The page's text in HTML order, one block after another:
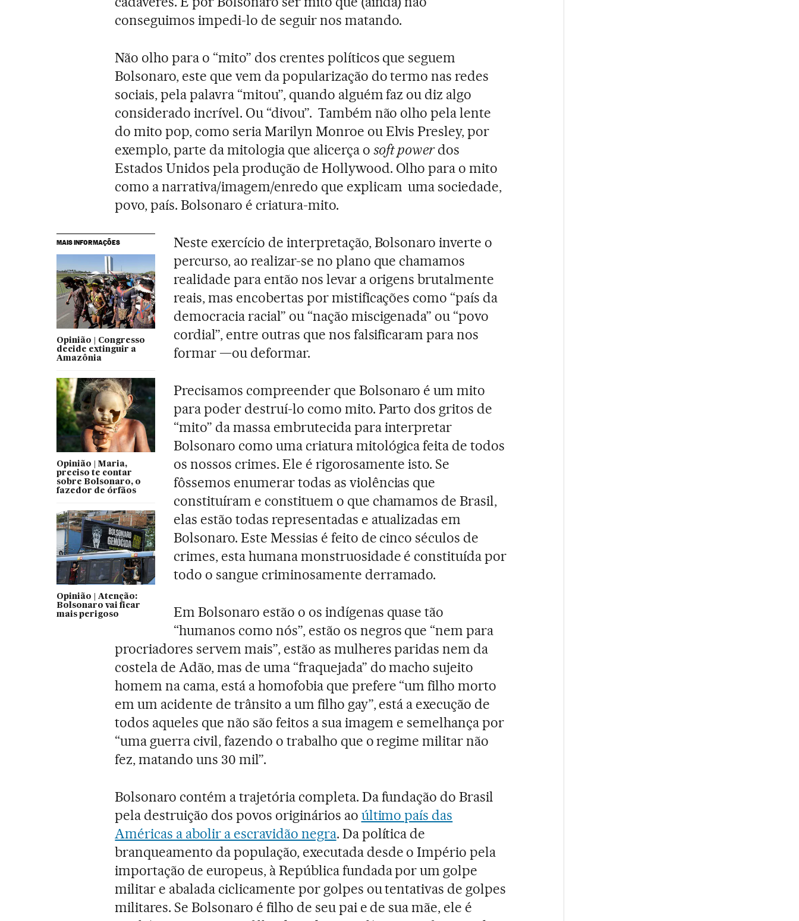
conseguimos impedi-lo de seguir nos matando.
Não olho para o “mito” dos crentes políticos que seguem
Bolsonaro, este que vem da popularização do termo nas redes
sociais, pela palavra “mitou”, quando alguém faz ou diz algo
considerado incrível. Ou “divou”. Também não olho pela lente
do mito pop, como seria Marilyn Monroe ou Elvis Presley, por
exemplo, parte da mitologia que alicerça o soft powerdos
Estados Unidos pela produção de Hollywood. Olho para o mito
como a narrativa/imagem/enredo que explicam uma sociedade,
povo, país. Bolsonaro é criatura-mito.
MAIS INFORMAÇÕES
Opinião | Congresso
decide extinguir a
Amazônia
Opinião | Maria,
preciso te contar
sobre Bolsonaro, o
fazedor de órfãos
Opinião | Atenção:
Bolsonaro vai ficar
mais perigoso
Neste exercício de interpretação, Bolsonaro inverte o
percurso, ao realizar-se no plano que chamamos
realidade para então nos levar a origens brutalmente
reais, mas encobertas por mistificações como “país da
democracia racial” ou “nação miscigenada” ou “povo
cordial”, entre outras que nos falsificaram para nos
formar —ou deformar.
Precisamos compreender que Bolsonaro é um mito
para poder destruí-lo como mito. Parto dos gritos de
“mito” da massa embrutecida para interpretar
Bolsonaro como uma criatura mitológica feita de todos
os nossos crimes. Ele é rigorosamente isto. Se
fôssemos enumerar todas as violências que
constituíram e constituem o que chamamos de Brasil,
elas estão todas representadas e atualizadas em
Bolsonaro. Este Messias é feito de cinco séculos de
crimes, esta humana monstruosidade é constituída por
todo o sangue criminosamente derramado.
Em Bolsonaro estão o os indígenas quase tão
“humanos como nós”, estão os negros que “nem para
procriadores servem mais”, estão as mulheres paridas nem da
costela de Adão, mas de uma “fraquejada” do macho sujeito
homem na cama, está a homofobia que prefere “um filho morto
em um acidente de trânsito a um filho gay”, está a execução de
todos aqueles que não são feitos a sua imagem e semelhança por
“uma guerra civil, fazendo o trabalho que o regime militar não
fez, matando uns 30 mil”.
Bolsonaro contém a trajetória completa. Da fundação do Brasil
pela destruição dos povos originários ao último país das
Américas a abolir a escravidão negra. Da política de
branqueamento da população, executada desde o Império pela
importação de europeus, à República fundada por um golpe
militar e abalada ciclicamente por golpes ou tentativas de golpes
militares. Se Bolsonaro é filho de seu pai e de sua mãe, ele é